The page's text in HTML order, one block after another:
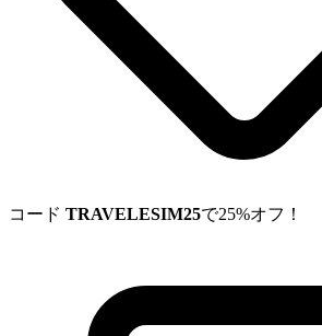
コード TRAVELESIM25で25%オフ！